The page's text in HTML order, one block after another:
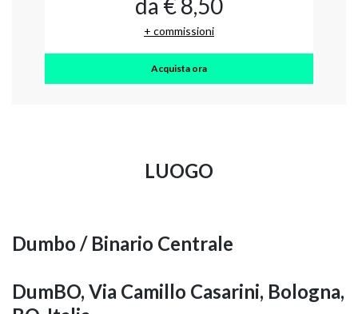
+ commissioni
Acquista ora
LUOGO
Dumbo / Binario Centrale
DumBO, Via Camillo Casarini, Bologna,